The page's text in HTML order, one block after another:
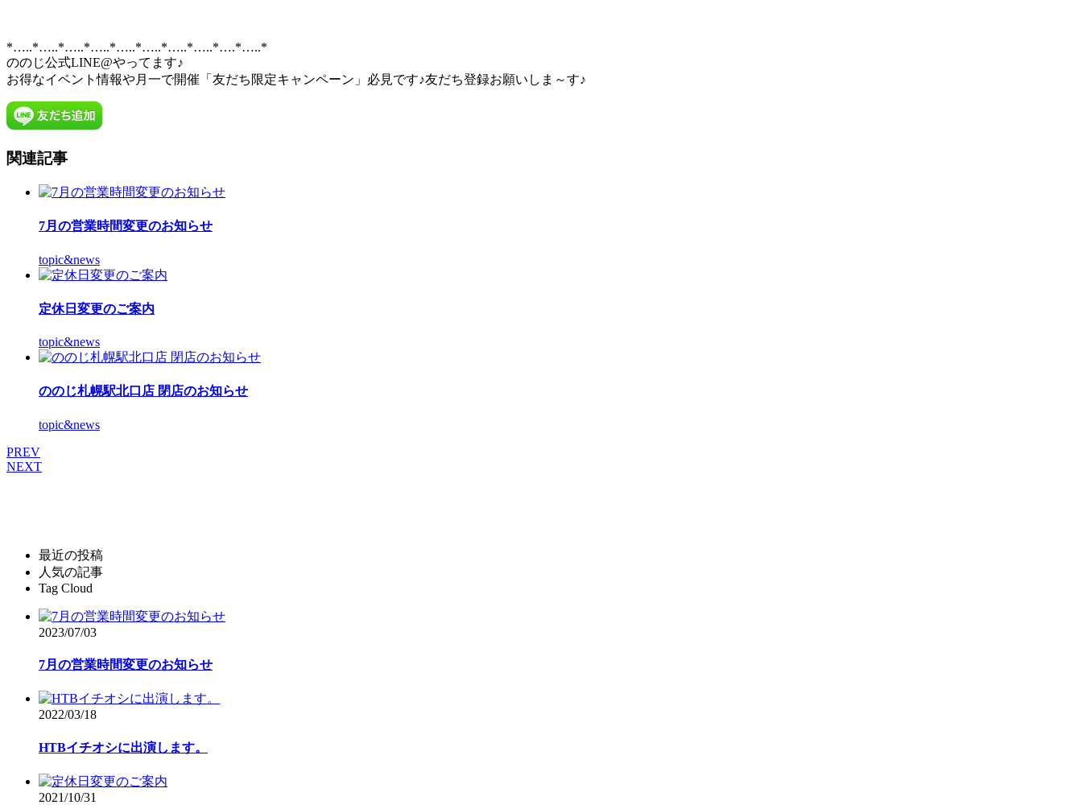
*…..*…..*…..*…..*…..*…..*…..*…..*….*…..*
ののじ公式LINE@やってます♪
お得なイベント情報や月一で開催「友だち限定キャンペーン」必見です♪友だち登録お願いしま～す♪
関連記事
7月の営業時間変更のお知らせ
topic&news
定休日変更のご案内
topic&news
ののじ札幌駅北口店 閉店のお知らせ
topic&news
PREV
NEXT
最近の投稿
人気の記事
Tag Cloud
2023/07/03
7月の営業時間変更のお知らせ
2022/03/18
HTBイチオシに出演します。
2021/10/31